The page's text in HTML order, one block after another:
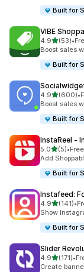
Built for
VIBE
4.9เต็ม 5 ดาว
(53)
ทั้งหมด 53 รีวิว
•
Boost sales
Built for
4.9เต็ม 5 ดาว
(600)
ทั้งหมด 600 รี•
Boost sales
Built for
InstaReel ‑
5.0เต็ม 5 ดาว
(5)
ทั้งหมด 5 รีวิว
•
Add
Built for
Instafeed:
4.9เต็ม 5 ดาว
(141)
ทั้งหมด 141 รีวิว
•
Show
Built for
Slider
4.9เต็ม 5 ดาว
(171)
ทั้งหมด 171 รีวิว
•
Create